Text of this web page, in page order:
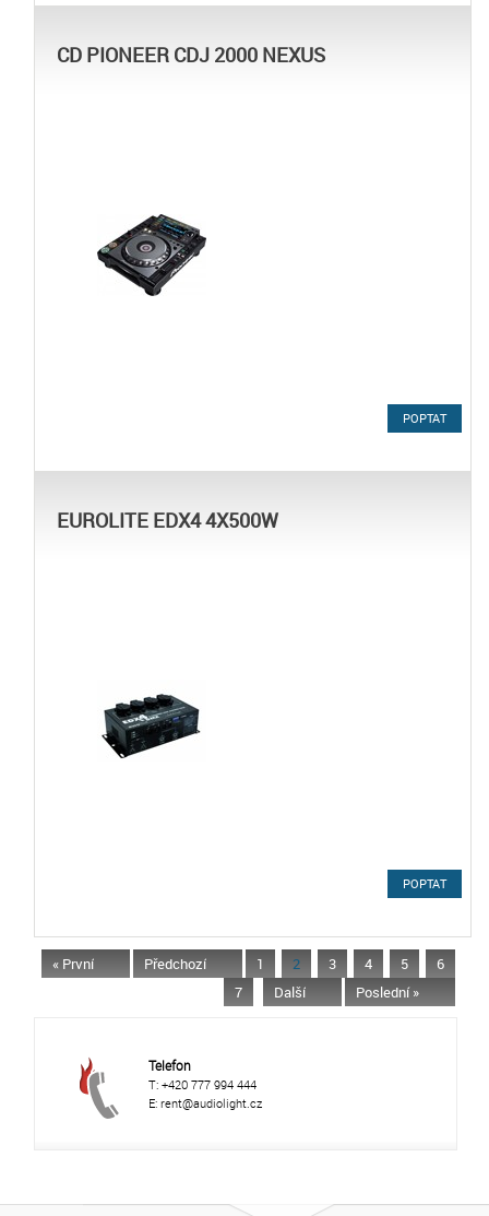
CD PIONEER CDJ 2000 NEXUS
POPTAT
EUROLITE EDX4 4X500W
POPTAT
« První Předchozí 1 2 3 4 5
6
7
Další Poslední »
Telefon
T: +420 777 994 444
E: rent@audiolight.cz